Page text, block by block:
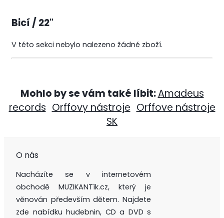
Bicí / 22"
V této sekci nebylo nalezeno žádné zboží.
Mohlo by se vám také líbit:Amadeus
records Orffovy nástroje Orffove nástroje
SK
O nás
Nacházíte se v internetovém
obchodě MUZIKANTík.cz, který je
věnován především dětem. Najdete
zde nabídku hudebnin, CD a DVD s